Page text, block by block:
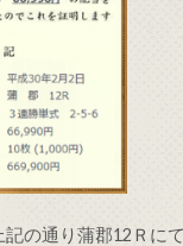
の通り蒲郡12Ｒに